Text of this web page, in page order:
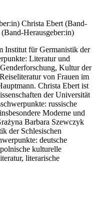
Christa Ebert (Band-
Herausgeber:in)
Institut für Germanistik der
Literatur und
Kultur der
von Frauen im
Christa Ebert ist
der Universität
russische
Moderne und
Barbara Szewczyk
der Schlesischen
deutsche
kulturelle
literarische